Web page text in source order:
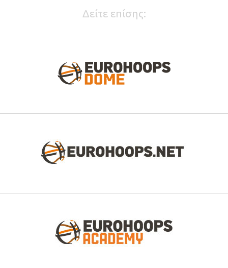
Δείτε επίσης: